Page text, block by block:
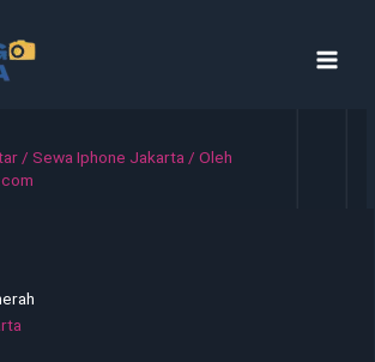
/ Sewa Iphone Jakarta / Oleh